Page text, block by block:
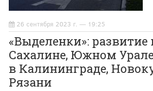
26 сентября 2023 г. — 19:25
«Выделенки»: развитие
Сахалине, Южном
в Калининграде,
Рязани